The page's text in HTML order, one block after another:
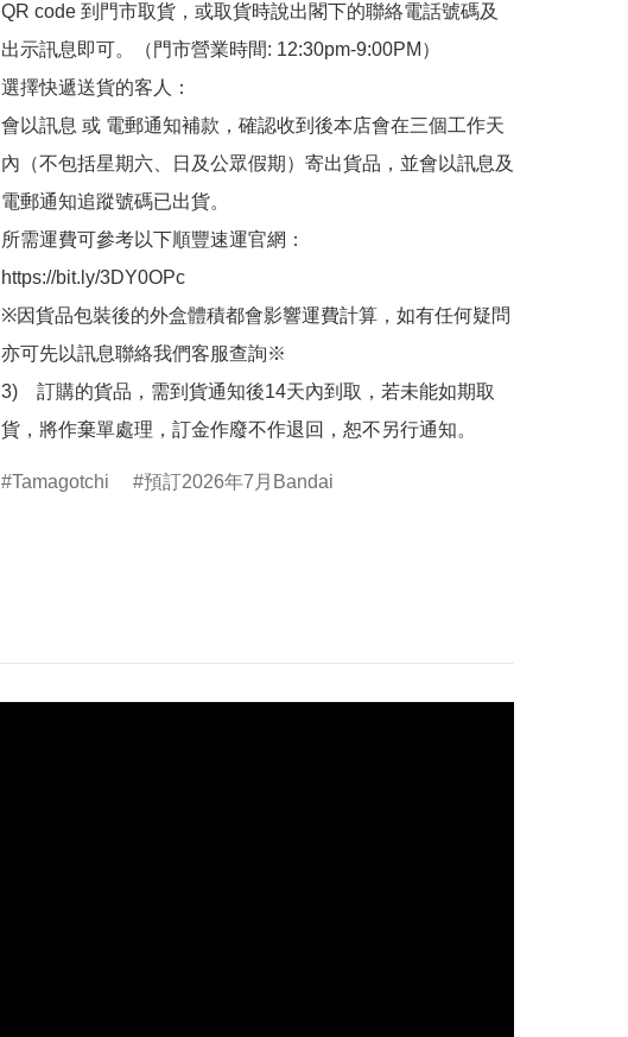
QR code 到門市取貨，或取貨時說出閣下的聯絡電話號碼及
出示訊息即可。（門市營業時間: 12:30pm-9:00PM）
選擇快遞送貨的客人：
會以訊息 或 電郵通知補款，確認收到後本店會在三個工作天
內（不包括星期六、日及公眾假期）寄出貨品，並會以訊息及
電郵通知追蹤號碼已出貨。
所需運費可參考以下順豐速運官網：
https://bit.ly/3DY0OPc
※因貨品包裝後的外盒體積都會影響運費計算，如有任何疑問
亦可先以訊息聯絡我們客服查詢※
3)　訂購的貨品，需到貨通知後14天內到取，若未能如期取
貨，將作棄單處理，訂金作廢不作退回，恕不另行通知。
Tamagotchi 預訂2026年7月Bandai